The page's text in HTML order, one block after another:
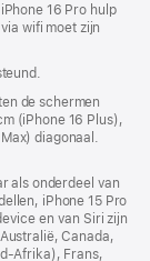
16 Pro hulp
wifi moet zijn
de schermen
(iPhone 16 Plus),
diagonaal.
als onderdeel van
iPhone 15 Pro
en van Siri zijn
Canada,
Afrika), Frans,